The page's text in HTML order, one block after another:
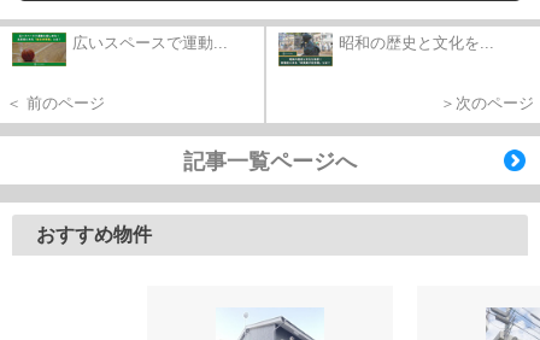
広いスペースで運動...
＜ 前のページ
昭和の歴史と文化を...
＞次のページ
記事一覧ページへ
おすすめ物件